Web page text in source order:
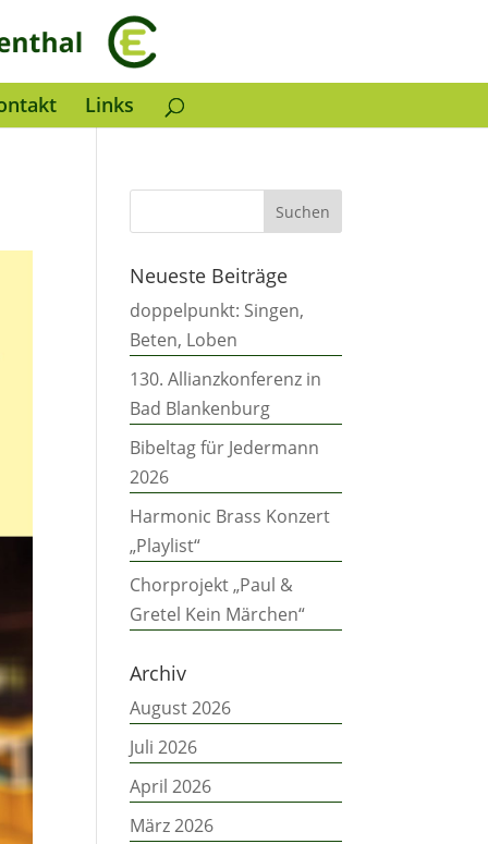
Links
Neueste Beiträge
doppelpunkt: Singen,
Beten, Loben
130. Allianzkonferenz in
Bad Blankenburg
Bibeltag für Jedermann
2026
Harmonic Brass Konzert
„Playlist“
Chorprojekt „Paul &
Gretel Kein Märchen“
Archiv
August 2026
Juli 2026
April 2026
März 2026